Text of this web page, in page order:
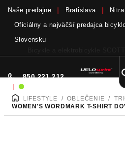
obsah
Naše predajne Bratislava Nitra
Oficiálny a najväčší predajca
Slovensku
850 221 212
|
DOMOVLIFESTYLE / OBLEČENIE /
WOMEN'S WORDMARK T-SHIRT